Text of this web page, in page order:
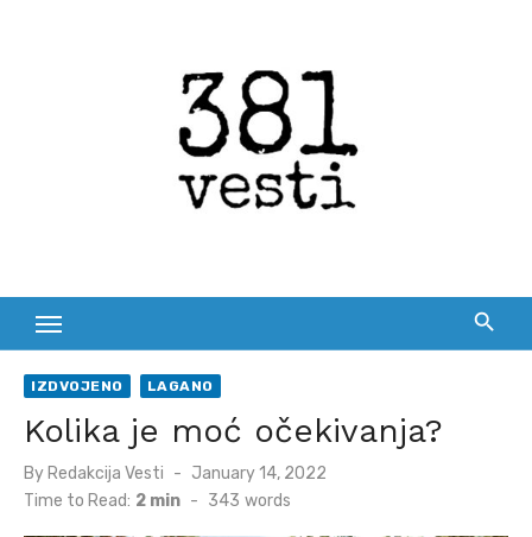
IZDVOJENO LAGANO
Kolika je moć očekivanja?
By Redakcija Vesti
Posted
January 14, 2022
Time to Read: 2 min - 343 words